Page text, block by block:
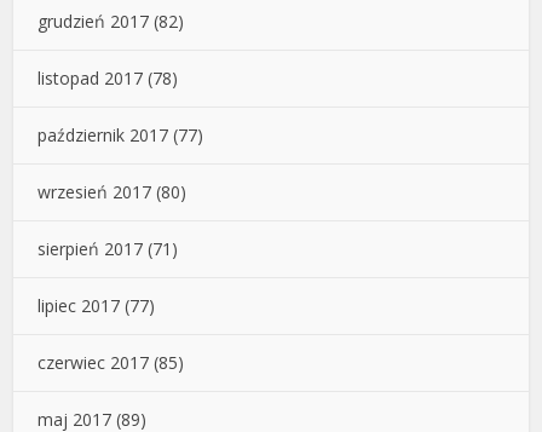
grudzień 2017 (82)
listopad 2017 (78)
październik 2017 (77)
wrzesień 2017 (80)
sierpień 2017 (71)
lipiec 2017 (77)
czerwiec 2017 (85)
maj 2017 (89)